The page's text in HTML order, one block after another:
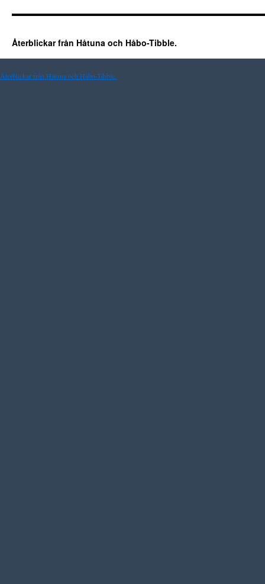
Återblickar från Håtuna och Håbo-Tibble.
Återblickar från Håtuna och Håbo-Tibble.